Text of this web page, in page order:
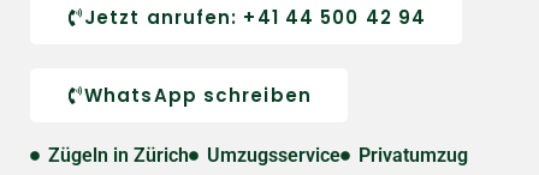
Jetzt anrufen: +41 44 500 42 94
WhatsApp schreiben
Zügeln in Zürich Umzugsservice
Privatumzug